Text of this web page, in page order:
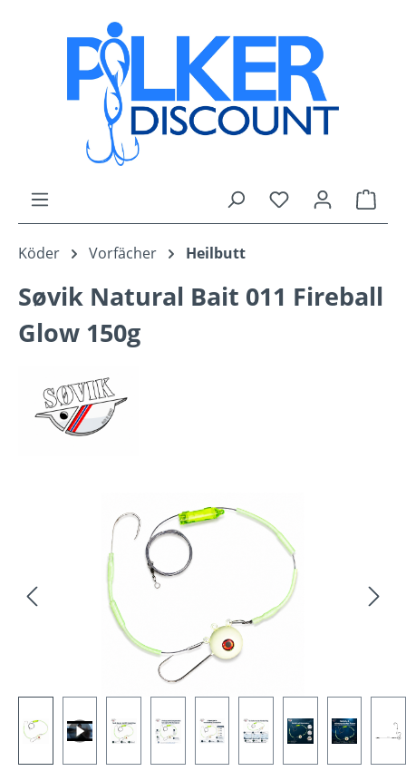
Zum Hauptinhalt springen
Du hast 0
Köder Vorfächer Heilbutt
Søvik Natural Bait 011 Fireball
Glow 150g